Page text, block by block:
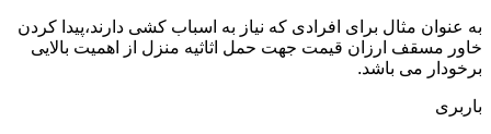
به عنوان مثال برای افرادی که نیاز به اسباب کشی دارند،پیدا کردن
خاور مسقف ارزان قیمت جهت حمل اثاثیه منزل از اهمیت بالایی
برخودار می باشد.
باربری